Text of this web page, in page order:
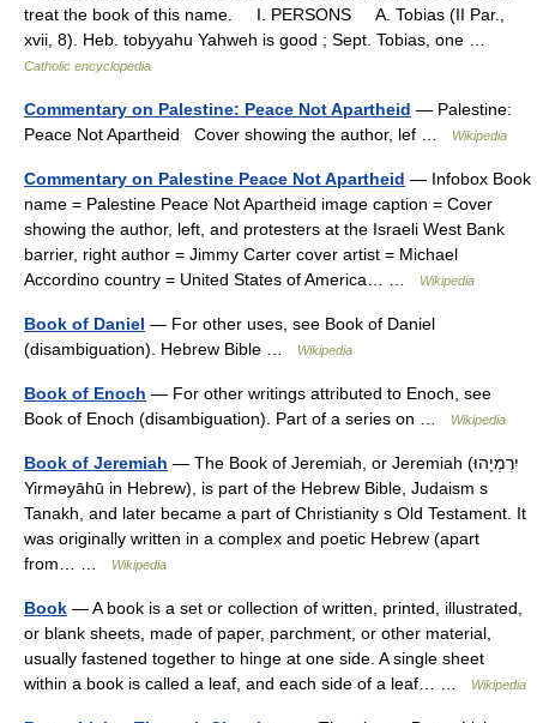
treat the book of this name. I. PERSONS A. Tobias (II Par.,
xvii, 8). Heb. tobyyahu Yahweh is good ; Sept. Tobias, one …
Catholic encyclopedia
Commentary on Palestine: Peace Not Apartheid — Palestine:
Peace Not Apartheid Cover showing the author, lef …
Wikipedia
Commentary on Palestine Peace Not Apartheid — Infobox Book
name = Palestine Peace Not Apartheid image caption = Cover
showing the author, left, and protesters at the Israeli West Bank
barrier, right author = Jimmy Carter cover artist = Michael
Accordino country = United States of America… …
Wikipedia
Book of Daniel — For other uses, see Book of Daniel
(disambiguation). Hebrew Bible …
Wikipedia
Book of Enoch — For other writings attributed to Enoch, see
Book of Enoch (disambiguation). Part of a series on …
Wikipedia
Book of Jeremiah — The Book of Jeremiah, or Jeremiah (יִרְמְיָהוּ
Yirməyāhū in Hebrew), is part of the Hebrew Bible, Judaism s
Tanakh, and later became a part of Christianity s Old Testament. It
was originally written in a complex and poetic Hebrew (apart
from… …
Wikipedia
Book — A book is a set or collection of written, printed, illustrated,
or blank sheets, made of paper, parchment, or other material,
usually fastened together to hinge at one side. A single sheet
within a book is called a leaf, and each side of a leaf… …
Wikipedia